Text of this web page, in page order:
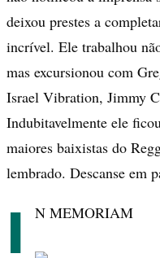
deixou prestes a
incrível. Ele trabalhou
mas excursionou com
Israel Vibration, Jimmy
Indubitavelmente ele
maiores baixistas do
lembrado. Descanse em
I N MEMORIAM